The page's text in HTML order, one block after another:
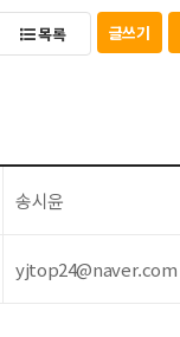
목록 글쓰기
송시윤
yjtop24@naver.com